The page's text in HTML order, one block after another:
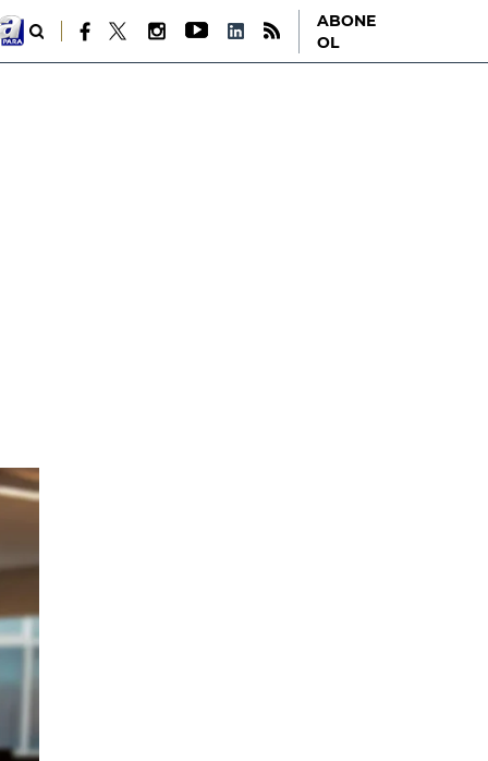
ABONE
OL